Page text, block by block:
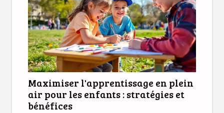
Maximiser l'apprentissage en plein
air pour les enfants : stratégies et
bénéfices